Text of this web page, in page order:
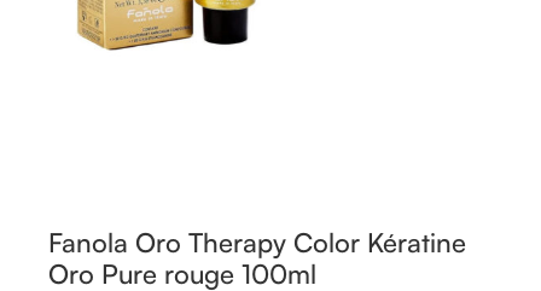
Fanola Oro Therapy Color Kératine
Oro Pure rouge 100ml